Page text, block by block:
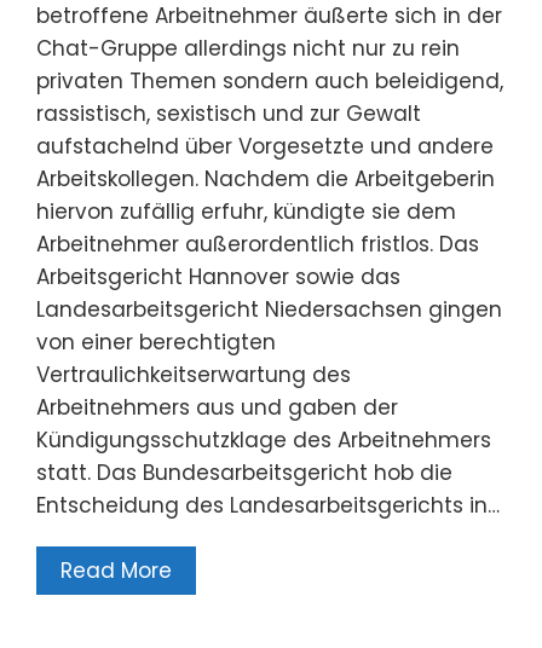
betroffene Arbeitnehmer äußerte sich in der
Chat-Gruppe allerdings nicht nur zu rein
privaten Themen sondern auch beleidigend,
rassistisch, sexistisch und zur Gewalt
aufstachelnd über Vorgesetzte und andere
Arbeitskollegen. Nachdem die Arbeitgeberin
hiervon zufällig erfuhr, kündigte sie dem
Arbeitnehmer außerordentlich fristlos. Das
Arbeitsgericht Hannover sowie das
Landesarbeitsgericht Niedersachsen gingen
von einer berechtigten
Vertraulichkeitserwartung des
Arbeitnehmers aus und gaben der
Kündigungsschutzklage des Arbeitnehmers
statt. Das Bundesarbeitsgericht hob die
Entscheidung des Landesarbeitsgerichts in…
Read More